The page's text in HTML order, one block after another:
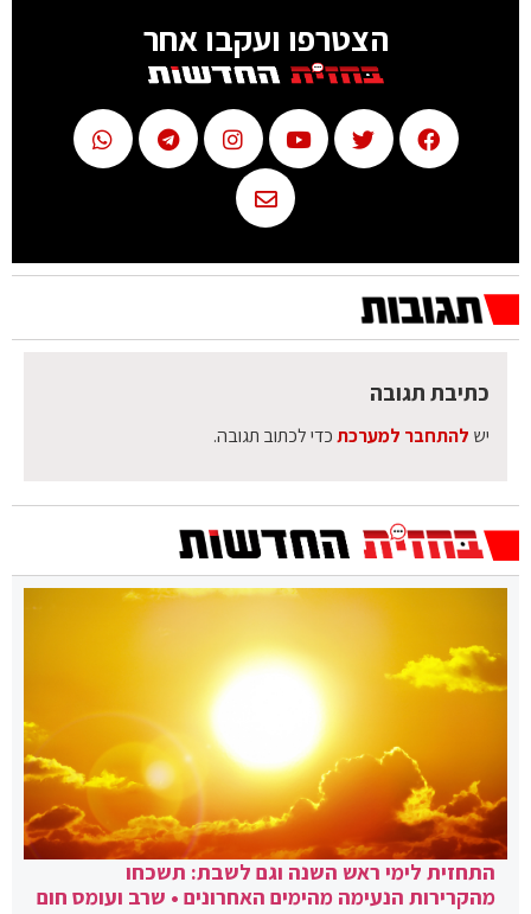
הצטרפו ועקבו אחר
כתיבת תגובה
יש להתחבר למערכתכדי לכתוב תגובה.
התחזית לימי ראש השנה וגם לשבת: תשכחו
מהקרירות הנעימה מהימים האחרונים • שרב ועומס חום